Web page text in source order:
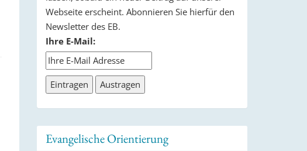
Webseite erscheint. Abonnieren Sie hierfür den
Newsletter des EB.
Ihre E-Mail:
Evangelische Orientierung